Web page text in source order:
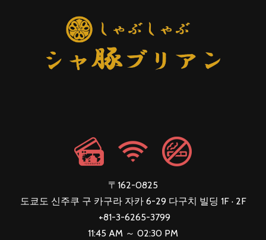
〒162-0825
도쿄도 신주쿠 구 카구라 자카 6-29 다구치 빌딩 1F · 2F
+81-3-6265-3799
11:45 AM ～ 02:30 PM